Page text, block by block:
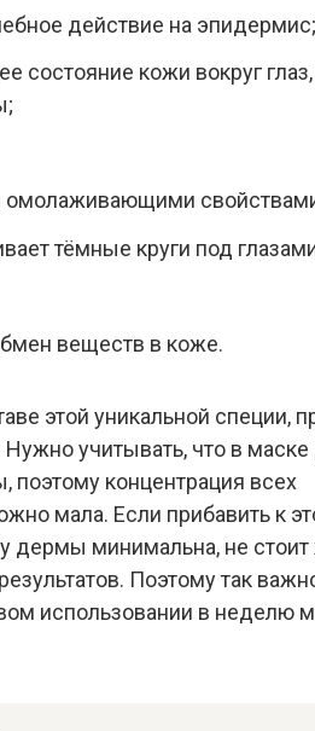
действие на эпидермис;
кожи вокруг глаз,
омолаживающими
тёмные круги под
веществ в коже.
этой уникальной специи,
учитывать, что в маске
поэтому концентрация всех
мала. Если прибавить к
дермы минимальна, не
Поэтому так
использовании в неделю